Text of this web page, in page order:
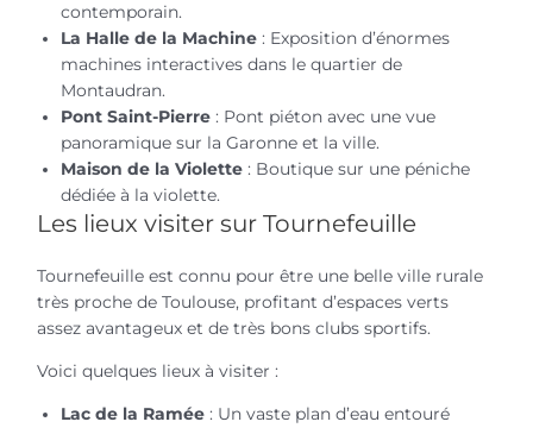
contemporain.
La Halle de la Machine: Exposition d’énormes
machines interactives dans le quartier de
Montaudran.
Pont Saint-Pierre: Pont piéton avec une vue
panoramique sur la Garonne et la ville.
Maison de la Violette: Boutique sur une péniche
dédiée à la violette.
Les lieux visiter sur Tournefeuille
Tournefeuille est connu pour être une belle ville rurale
très proche de Toulouse, profitant d’espaces verts
assez avantageux et de très bons clubs sportifs.
Voici quelques lieux à visiter :
Lac de la Ramée: Un vaste plan d’eau entouré